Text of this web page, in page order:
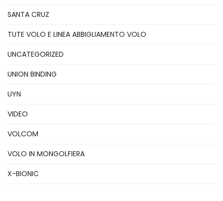
SANTA CRUZ
TUTE VOLO E LINEA ABBIGLIAMENTO VOLO
UNCATEGORIZED
UNION BINDING
UYN
VIDEO
VOLCOM
VOLO IN MONGOLFIERA
X-BIONIC